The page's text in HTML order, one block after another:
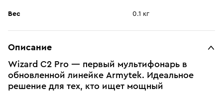
Вес 0.1 кг
Описание
Wizard C2 Pro — первый мультифонарь в
обновленной линейке Armytek. Идеальное
решение для тех, кто ищет мощный